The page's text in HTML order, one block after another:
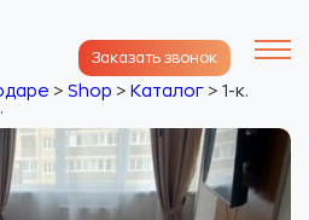
Заказать звонок
> Shop > Каталог > 1-к.